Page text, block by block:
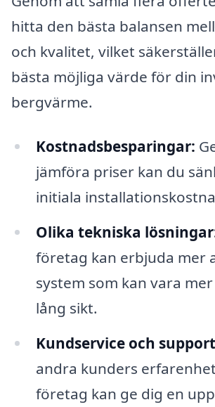
hitta den bästa balansen
och kvalitet, vilket
bästa möjliga värde för din
bergvärme.
Kostnadsbesparingar:
jämföra priser kan du
initiala
Olika tekniska
företag kan erbjuda mer
system som kan vara
lång sikt.
Kundservice och
andra kunders
företag kan ge dig en